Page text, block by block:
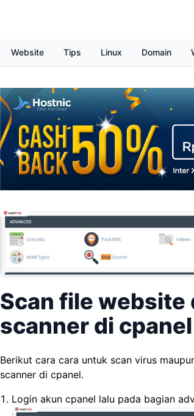
Website Tips Linux Domain
Scan file website
scanner di cpanel
Berikut cara cara untuk scan virus
scanner di cpanel.
Login akun cpanel lalu pada bagian